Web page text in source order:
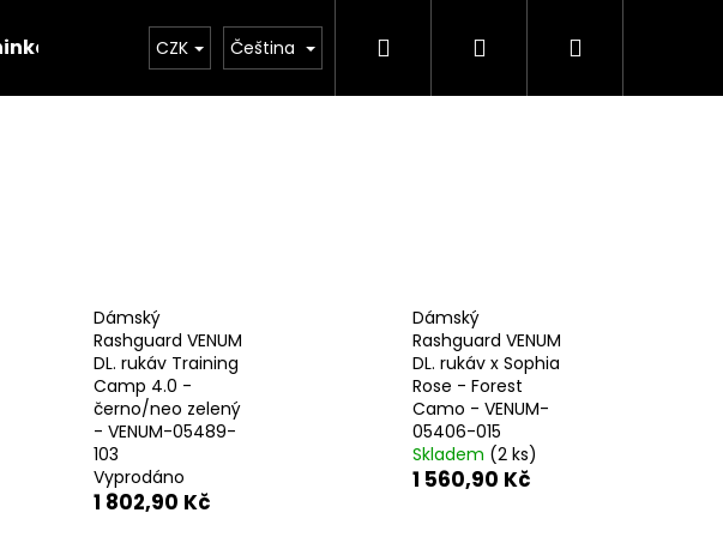
vybavení Kimona Kontakty Značky
CZK Čeština Hledat PřihlášeníNákupní
Dámský
Rashguard VENUM
DL. rukáv Training
Camp 4.0 -
černo/neo zelený
- VENUM-05489-
103
Vyprodáno
1 802,90 Kč
Dámský
Rashguard VENUM
DL. rukáv x Sophia
Rose - Forest
Camo - VENUM-
05406-015
Skladem (2 ks)
1 560,90 KčNásledující